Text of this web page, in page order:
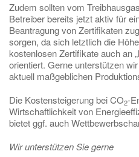
Zudem sollten vom
Betreiber bereits jetzt aktiv für
Beantragung von Zertifikaten
sorgen, da sich letztlich die
kostenlosen Zertifikate auch an
orientiert. Gerne unterstützen
aktuell maßgeblichen
Die Kostensteigerung bei CO2-
Wirtschaftlichkeit von
bietet ggf. auch
Wir unterstützen Sie gerne